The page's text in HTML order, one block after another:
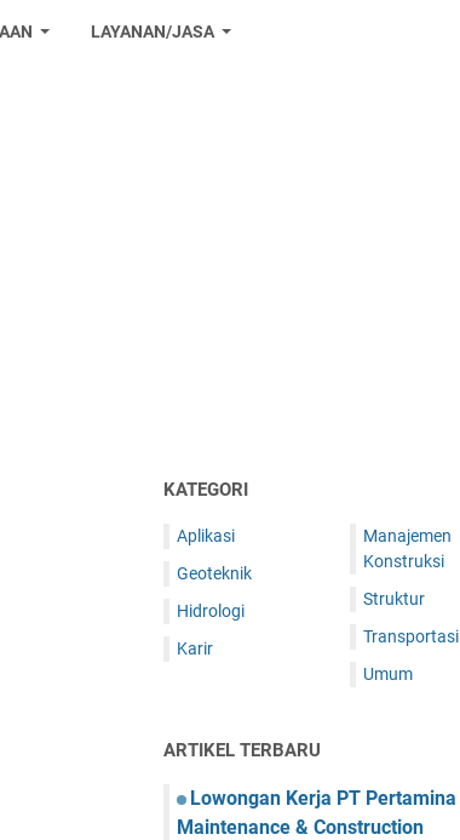
LAYANAN/JASA
KATEGORI
Aplikasi
Geoteknik
Hidrologi
Karir
Manajemen
Konstruksi
Struktur
Transportasi
Umum
ARTIKEL TERBARU
Lowongan Kerja PT Pertamina
Maintenance & Construction